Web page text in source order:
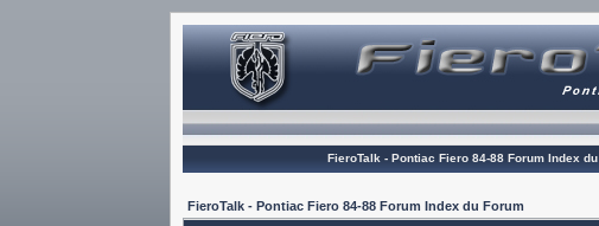
FieroTalk - Pontiac Fiero 84-88 Forum Index
FieroTalk - Pontiac Fiero 84-88 Forum Index du Forum